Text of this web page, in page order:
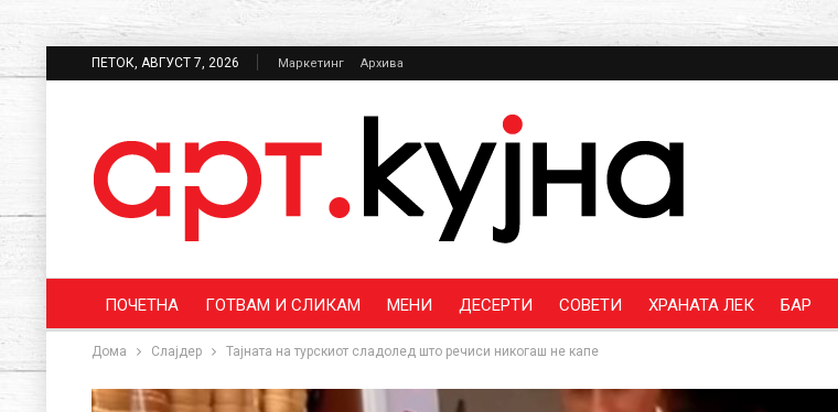
ПЕТОК, АВГУСТ 7, 2026 Маркетинг Архива
ПОЧЕТНА ГОТВАМ И СЛИКАМ МЕНИ ДЕСЕРТИ СОВЕТИ ХРАНАТА ЛЕК БАР
Дома Слајдер Тајната на турскиот сладолед што речиси никогаш не капе